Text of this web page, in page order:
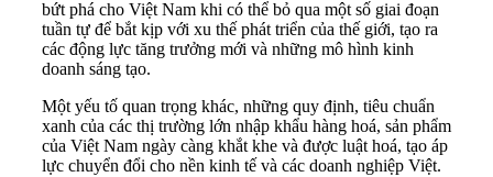
bứt phá cho Việt Nam khi có thể bỏ qua một số giai đoạn
tuần tự để bắt kịp với xu thế phát triển của thế giới, tạo ra
các động lực tăng trưởng mới và những mô hình kinh
doanh sáng tạo.
Một yếu tố quan trọng khác, những quy định, tiêu chuẩn
xanh của các thị trường lớn nhập khẩu hàng hoá, sản phẩm
của Việt Nam ngày càng khắt khe và được luật hoá, tạo áp
lực chuyển đổi cho nền kinh tế và các doanh nghiệp Việt.